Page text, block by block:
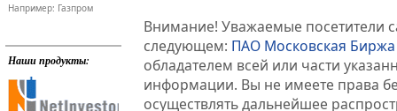
Например: Газпром
Наши продукты:
Внимание! Уважаемые посетители
следующем: ПАО Московская Биржа
обладателем всей или части
информации. Вы не имеете права
осуществлять дальнейшее